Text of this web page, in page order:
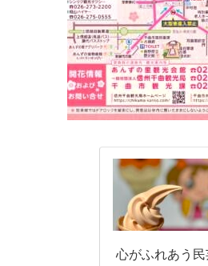
心がふれあう